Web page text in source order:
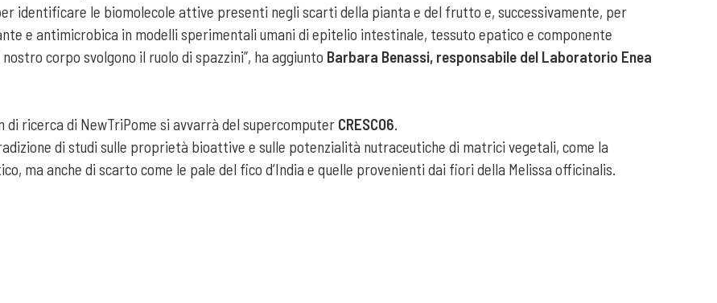
identificare le biomolecole attive presenti negli scarti della pianta e del frutto e, successivamente, per
e antimicrobica in modelli sperimentali umani di epitelio intestinale, tessuto epatico e componente
corpo svolgono il ruolo di spazzini”, ha aggiunto Barbara Benassi, responsabile del Laboratorio Enea
ricerca di NewTriPome si avvarrà del supercomputer CRESCO6.
di studi sulle proprietà bioattive e sulle potenzialità nutraceutiche di matrici vegetali, come la
ma anche di scarto come le pale del fico d’India e quelle provenienti dai fiori della Melissa officinalis.